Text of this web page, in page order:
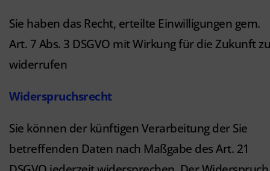
Sie haben das Recht, erteilte Einwilligungen gem.
Art. 7 Abs. 3 DSGVO mit Wirkung für die Zukunft zu
widerrufen
Widerspruchsrecht
Sie können der künftigen Verarbeitung der Sie
betreffenden Daten nach Maßgabe des Art. 21